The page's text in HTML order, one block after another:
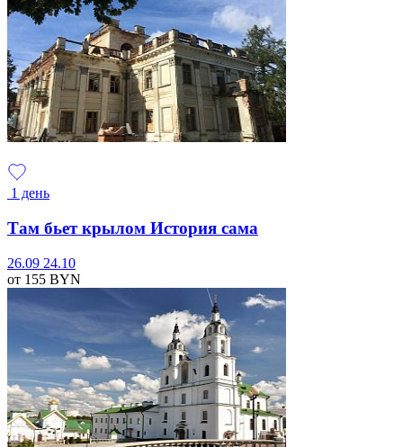
1 день
Там бьет крылом История сама
26.09 24.10
от 155 BYN